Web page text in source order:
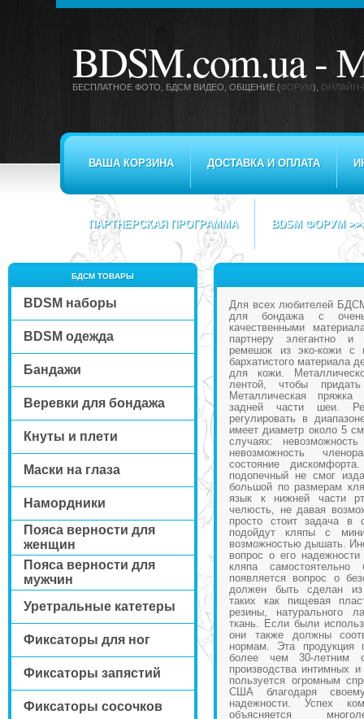
BDSM.com.ua -
БЕСПЛАТНОЕ ФОТО, БДСМ ВИДЕО , ОБЩЕНИЕ (ФОРУМ), ОНЛАЙН-
ВАША КОРЗИНА ДОСТАВКА И ОПЛАТА
ПАРТНЕРСКАЯ ПРОГРАММА BDSM ФОРУМ
БДСМ ТОВАРЫ
BDSM наборы
BDSM одежда
Бандажи
Веревки для бондажа
Кнуты и плети
Маски на глаза
Намордники
Пояса верности для
женщин
Пояса верности для
мужчин
Уретральные катетеры
Фиксаторы для ног
Фиксаторы запястий
Фиксаторы сосочков
Для всех любителей
для бондажа с
качественными
партнеру элегантно и
ремешок из эко-кожи с
бархатистого материала
для кожи.
лентой, чтобы
Металлическая
задней части шеи.
регулировать в
имеет диаметр около 5
случаях:
невозможность
состояние
подопечный не смог
большой по размерам
язык к нижней части
челюсть, не давая
просто стоит задача в
подойдут кляпы с
возможностью дышать.
вопрос о его
кляпа
появляется вопрос о
должен быть сделан из
таких как пищевая
резины, натурального
ткань. Если были
они также должны
нормам. Эта продукция
более чем 30-летним
производства интимных
пользуется огромным
США благодаря
надежности. Успех
объясняется